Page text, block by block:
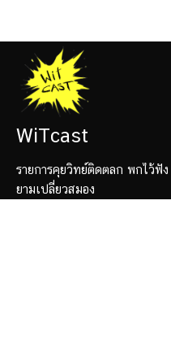
WiTcast
รายการคุยวิทย์ติดตลก พกไว้ฟัง
ยามเปลี่ยวสมอง